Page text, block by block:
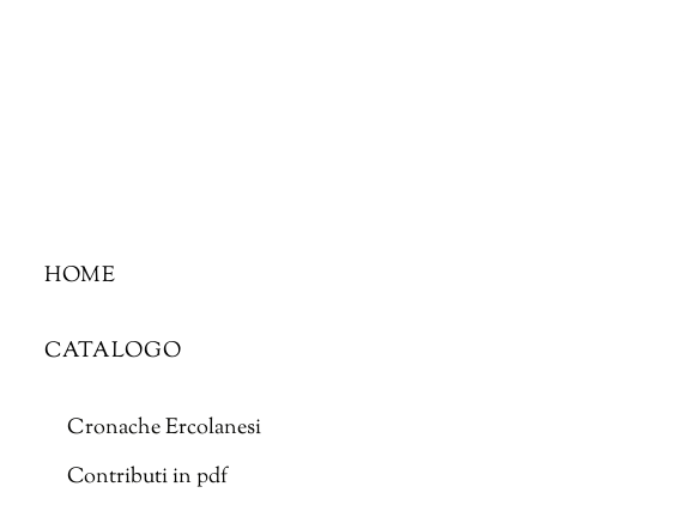
HOME
CATALOGO
Cronache Ercolanesi
Contributi in pdf